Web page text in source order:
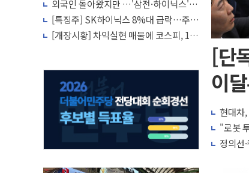
외국인 돌아왔지만 …'삼전·하이닉스'는
사고 급등주는 팔았다
[특징주] SK하이닉스 8%대 급락…주주
환원·솔리다임 이슈 부각
[개장시황] 차익실현 매물에 코스피, 1%
[단
이
현대차
"로봇
정의선